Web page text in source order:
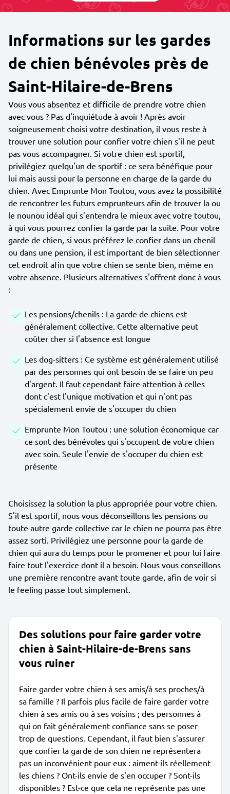
Informations sur les gardes
de chien bénévoles près de
Saint-Hilaire-de-Brens
Vous vous absentez et difficile de prendre votre chien
avec vous ? Pas d'inquiétude à avoir ! Après avoir
soigneusement choisi votre destination, il vous reste à
trouver une solution pour confier votre chien s'il ne peut
pas vous accompagner. Si votre chien est sportif,
privilégiez quelqu'un de sportif : ce sera bénéfique pour
lui mais aussi pour la personne en charge de la garde du
chien. Avec Emprunte Mon Toutou, vous avez la possibilité
de rencontrer les futurs emprunteurs afin de trouver la ou
le nounou idéal qui s'entendra le mieux avec votre toutou,
à qui vous pourrez confier la garde par la suite. Pour votre
garde de chien, si vous préférez le confier dans un chenil
ou dans une pension, il est important de bien sélectionner
cet endroit afin que votre chien se sente bien, même en
votre absence. Plusieurs alternatives s'offrent donc à vous
:
Les pensions/chenils : La garde de chiens est
généralement collective. Cette alternative peut
coûter cher si l'absence est longue
Les dog-sitters : Ce système est généralement utilisé
par des personnes qui ont besoin de se faire un peu
d'argent. Il faut cependant faire attention à celles
dont c'est l'unique motivation et qui n'ont pas
spécialement envie de s'occuper du chien
Emprunte Mon Toutou : une solution économique car
ce sont des bénévoles qui s'occupent de votre chien
avec soin. Seule l'envie de s'occuper du chien est
présente
Choisissez la solution la plus appropriée pour votre chien.
S'il est sportif, nous vous déconseillons les pensions ou
toute autre garde collective car le chien ne pourra pas être
assez sorti. Privilégiez une personne pour la garde de
chien qui aura du temps pour le promener et pour lui faire
faire tout l'exercice dont il a besoin. Nous vous conseillons
une première rencontre avant toute garde, afin de voir si
le feeling passe tout simplement.
Des solutions pour faire garder votre
chien à Saint-Hilaire-de-Brens sans
vous ruiner
Faire garder votre chien à ses amis/à ses proches/à
sa famille ? Il parfois plus facile de faire garder votre
chien à ses amis ou à ses voisins ; des personnes à
qui on fait généralement confiance sans se poser
trop de questions. Cependant, il faut bien s'assurer
que confier la garde de son chien ne représentera
pas un inconvénient pour eux : aiment-ils réellement
les chiens ? Ont-ils envie de s'en occuper ? Sont-ils
disponibles ? Est-ce que cela ne représente pas une